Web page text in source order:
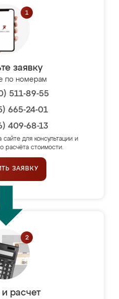
заявку
по номерам
511-89-55
665-24-01
409-68-13
сайте для консультации и
расчёта стоимости.
ЗАЯВКУ
расчет